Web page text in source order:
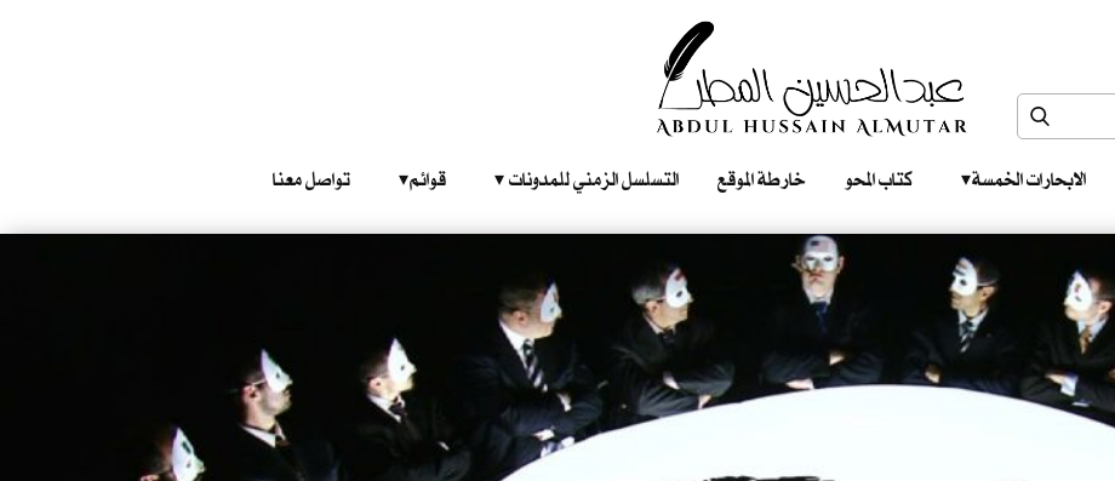
الابحارات الخمسة ‎ ‎ ‎ كتاب المحو خارطة الموقع التسلسل الزمني للمدونات‎ ‎ ‎ ‎ ‎ قوائم‎ ‎ ‎ ‎ تواصل معنا